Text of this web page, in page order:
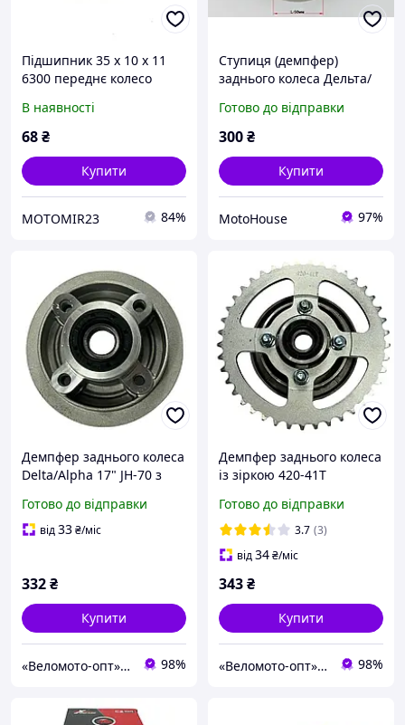
Підшипник 35 х 10 х 11
6300 переднє колесо
В наявності
68₴
Купити
MOTOMIR23 84%
Ступиця (демпфер)
заднього колеса Дельта/
та підшипником)
Готово до відправки
300₴
Купити
MotoHouse 97%
Демпфер заднього колеса
Delta/Alpha 17" JH-70 з
Готово до відправки
від33₴/міс
332₴
Купити
«Веломото-опт» — магазин запчастин для велосипедів та мототехніки 98%
Демпфер заднього колеса
із зіркою 420-41Т
підшипниками
Готово до відправки
3.7 (3)
від34₴/міс
343₴
Купити
«Веломото-опт» — магазин запчастин для велосипедів та мототехніки 98%